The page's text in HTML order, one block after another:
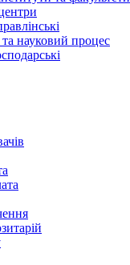
науковий процес